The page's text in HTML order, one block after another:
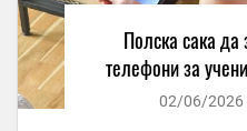
Полска сака
телефони за
02/06/2026